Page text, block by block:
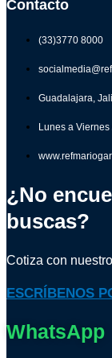
Contacto
(33)3770 8000
Guadalajara,
Lunes a
¿No
buscas?
Cotiza con
ESCRÍBENOS
WhatsApp